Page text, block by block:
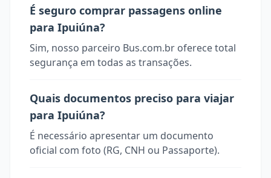
É seguro comprar passagens online
para Ipuiúna?
Sim, nosso parceiro Bus.com.br oferece total
segurança em todas as transações.
Quais documentos preciso para viajar
para Ipuiúna?
É necessário apresentar um documento
oficial com foto (RG, CNH ou Passaporte).